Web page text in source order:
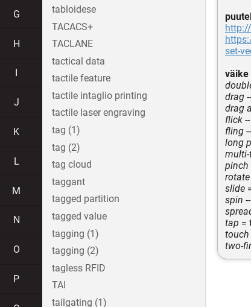
set-
väike
drag
drag
flick
fling
long
pinch
rotate
slide
spin
tap =
two-
G
H
J
K
L
M
N
O
P
tabloidese
TACACS+
TACLANE
tactical data
tactile feature
tactile intaglio printing
tactile laser engraving
tag (1)
tag (2)
tag cloud
taggant
tagged partition
tagged value
tagging (1)
tagging (2)
tagless RFID
TAI
tailgating (1)